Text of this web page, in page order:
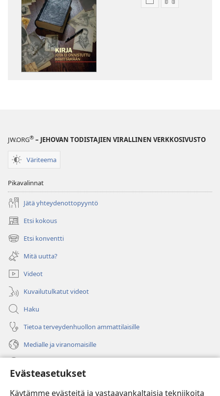
Evästeasetukset
Käytämme evästeitä ja vastaavankaltaisia tekniikoita
JulkaisujenÄänitteiden
JW.ORG® – JEHOVAN TODISTAJIEN VIRALLINEN VERKKOSIVUSTO
Väriteema
Pikavalinnat
Jätä yhteydenottopyyntö
Etsi kokous
(avaa
uuden
ikkunan)
Etsi konventti
(avaa
uuden
ikkunan)
Mitä uutta?
Videot
Kuvailutulkatut videot
Haku
Tietoa terveydenhuollon ammattilaisille
Medialle ja viranomaisille
(avaa